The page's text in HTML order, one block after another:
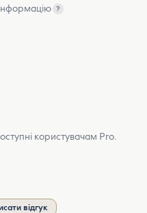
?
користувачам Pro.
відгук